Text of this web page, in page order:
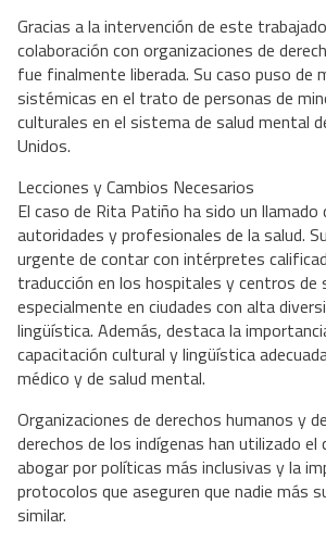
Gracias a la intervención de este
colaboración con organizaciones de
fue finalmente liberada. Su caso puso de
sistémicas en el trato de personas de
culturales en el sistema de salud mental
Unidos.
Lecciones y Cambios Necesarios
El caso de Rita Patiño ha sido un llamado
autoridades y profesionales de la salud.
urgente de contar con intérpretes
traducción en los hospitales y centros de
especialmente en ciudades con alta
lingüística. Además, destaca la
capacitación cultural y lingüística
médico y de salud mental.
Organizaciones de derechos humanos y
derechos de los indígenas han utilizado el
abogar por políticas más inclusivas y la
protocolos que aseguren que nadie más
similar.